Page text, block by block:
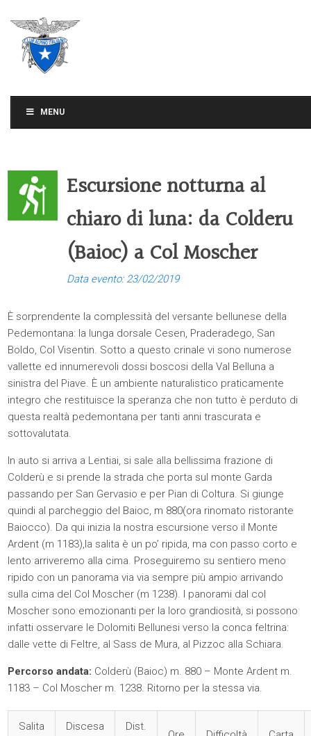
MENU
Escursione notturna al
chiaro di luna: da Colderu
(Baioc) a Col Moscher
Data evento: 23/02/2019
È sorprendente la complessità del versante bellunese della
Pedemontana: la lunga dorsale Cesen, Praderadego, San
Boldo, Col Visentin. Sotto a questo crinale vi sono numerose
vallette ed innumerevoli dossi boscosi della Val Belluna a
sinistra del Piave. È un ambiente naturalistico praticamente
integro che restituisce la speranza che non tutto è perduto di
questa realtà pedemontana per tanti anni trascurata e
sottovalutata.
In auto si arriva a Lentiai, si sale alla bellissima frazione di
Colderù e si prende la strada che porta sul monte Garda
passando per San Gervasio e per Pian di Coltura. Si giunge
quindi al parcheggio del Baioc, m 880(ora rinomato ristorante
Baiocco). Da qui inizia la nostra escursione verso il Monte
Ardent (m 1183),la salita è un po’ ripida, ma con passo corto e
lento arriveremo alla cima. Proseguiremo su sentiero meno
ripido con un panorama via via sempre più ampio arrivando
sulla cima del Col Moscher (m 1238). I panorami dal col
Moscher sono emozionanti per la loro grandiosità, si possono
infatti osservare le Dolomiti Bellunesi verso la conca feltrina:
dalle vette di Feltre, al Sass de Mura, al Pizzoc alla Schiara.
Percorso andata: Colderù (Baioc) m. 880 – Monte Ardent m.
1183 – Col Moscher m. 1238. Ritorno per la stessa via.
Salita
Discesa
Dist.